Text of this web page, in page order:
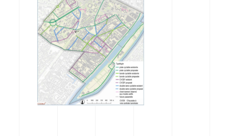
CODRA recrute
Contact